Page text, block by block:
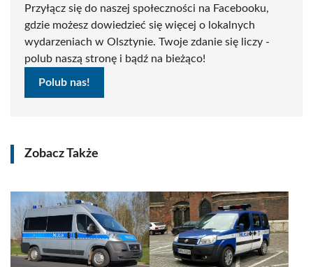
Przyłącz się do naszej społeczności na Facebooku,
gdzie możesz dowiedzieć się więcej o lokalnych
wydarzeniach w Olsztynie. Twoje zdanie się liczy -
polub naszą stronę i bądź na bieżąco!
Polub nas!
Zobacz Także